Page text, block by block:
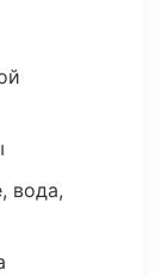
вода,